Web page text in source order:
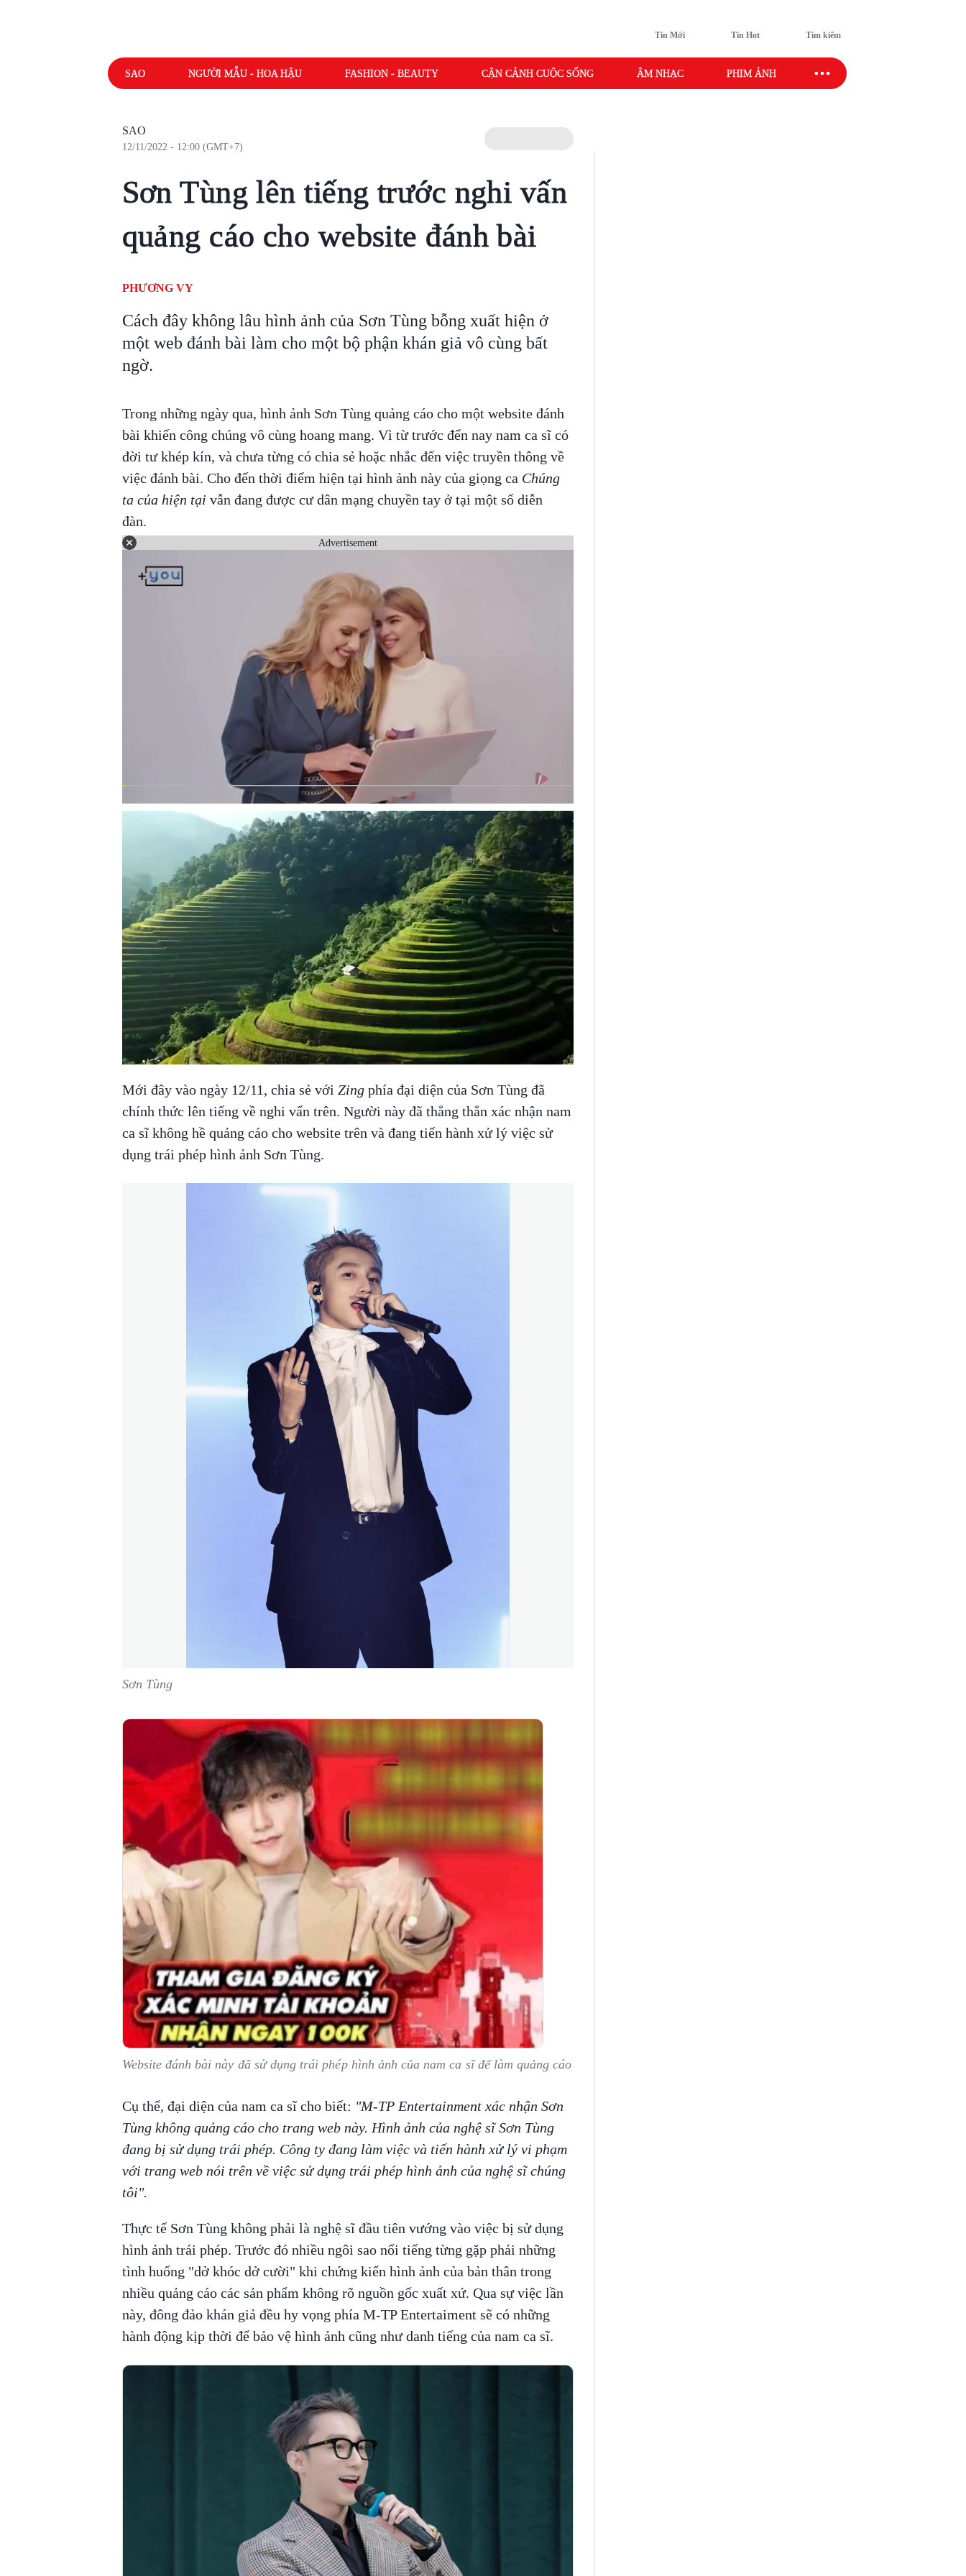
Tin Mới Tin Hot Tìm kiếm
SAO NGƯỜI MẪU - HOA HẬU FASHION - BEAUTY CẬN CẢNH CUỘC SỐNG ÂM NHẠC PHIM ẢNH SAO SPORT
SAO
12/11/2022 - 12:00 (GMT+7)
Sơn Tùng lên tiếng trước nghi vấn
quảng cáo cho website đánh bài
PHƯƠNG VY
Cách đây không lâu hình ảnh của Sơn Tùng bỗng xuất hiện ở
một web đánh bài làm cho một bộ phận khán giả vô cùng bất
ngờ.
Trong những ngày qua, hình ảnh Sơn Tùng quảng cáo cho một website đánh
bài khiến công chúng vô cùng hoang mang. Vì từ trước đến nay nam ca sĩ có
đời tư khép kín, và chưa từng có chia sẻ hoặc nhắc đến việc truyền thông về
việc đánh bài. Cho đến thời điểm hiện tại hình ảnh này của giọng ca Chúng
ta của hiện tại vẫn đang được cư dân mạng chuyền tay ở tại một số diễn
đàn.
Advertisement
Mới đây vào ngày 12/11, chia sẻ với Zingphía đại diện của Sơn Tùng đã
chính thức lên tiếng về nghi vấn trên. Người này đã thẳng thắn xác nhận nam
ca sĩ không hề quảng cáo cho website trên và đang tiến hành xử lý việc sử
dụng trái phép hình ảnh Sơn Tùng.
Sơn Tùng
Website đánh bài này đã sử dụng trái phép hình ảnh của nam ca sĩ để làm quảng cáo
Cụ thể, đại diện của nam ca sĩ cho biết: "M-TP Entertainment xác nhận Sơn
Tùng không quảng cáo cho trang web này. Hình ảnh của nghệ sĩ Sơn Tùng
đang bị sử dụng trái phép. Công ty đang làm việc và tiến hành xử lý vi phạm
với trang web nói trên về việc sử dụng trái phép hình ảnh của nghệ sĩ chúng
tôi".
Thực tế Sơn Tùng không phải là nghệ sĩ đầu tiên vướng vào việc bị sử dụng
hình ảnh trái phép. Trước đó nhiều ngôi sao nổi tiếng từng gặp phải những
tình huống "dở khóc dở cười" khi chứng kiến hình ảnh của bản thân trong
nhiều quảng cáo các sản phẩm không rõ nguồn gốc xuất xứ. Qua sự việc lần
này, đông đảo khán giả đều hy vọng phía M-TP Entertaiment sẽ có những
hành động kịp thời để bảo vệ hình ảnh cũng như danh tiếng của nam ca sĩ.